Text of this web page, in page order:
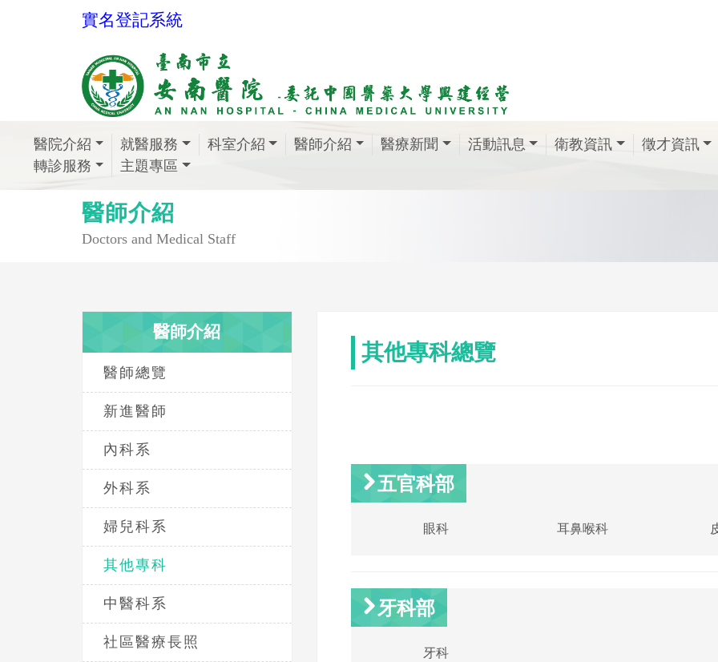
實名登記系統
醫院介紹 就醫服務 科室介紹 醫師介紹 醫療新聞 活動訊息 衛教資訊
徵才資訊
轉診服務
主題專區
醫師介紹
Doctors and Medical Staff
醫師介紹
醫師總覽
新進醫師
內科系
外科系
婦兒科系
其他專科
中醫科系
社區醫療長照
其他專科總覽
五官科部
眼科 耳鼻喉科
牙科部
牙科